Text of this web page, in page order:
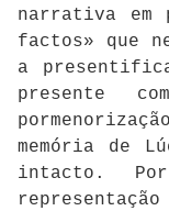
narrativa em
factos» que
a
presente
memória de
intacto.